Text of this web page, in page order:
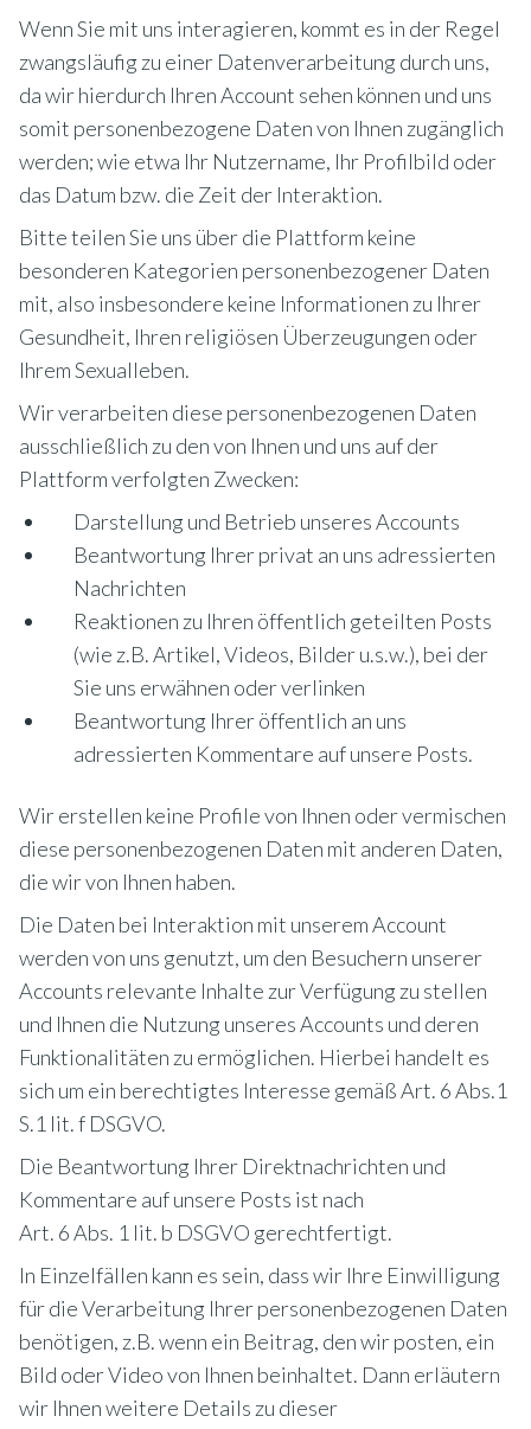
Wenn Sie mit uns interagieren, kommt es in der Regel
zwangsläufig zu einer Datenverarbeitung durch uns,
da wir hierdurch Ihren Account sehen können und uns
somit personenbezogene Daten von Ihnen zugänglich
werden; wie etwa Ihr Nutzername, Ihr Profilbild oder
das Datum bzw. die Zeit der Interaktion.
Bitte teilen Sie uns über die Plattform keine
besonderen Kategorien personenbezogener Daten
mit, also insbesondere keine Informationen zu Ihrer
Gesundheit, Ihren religiösen Überzeugungen oder
Ihrem Sexualleben.
Wir verarbeiten diese personenbezogenen Daten
ausschließlich zu den von Ihnen und uns auf der
Plattform verfolgten Zwecken:
Darstellung und Betrieb unseres Accounts
Beantwortung Ihrer privat an uns adressierten
Nachrichten
Reaktionen zu Ihren öffentlich geteilten Posts
(wie z.B. Artikel, Videos, Bilder u.s.w.), bei der
Sie uns erwähnen oder verlinken
Beantwortung Ihrer öffentlich an uns
adressierten Kommentare auf unsere Posts.
Wir erstellen keine Profile von Ihnen oder vermischen
diese personenbezogenen Daten mit anderen Daten,
die wir von Ihnen haben.
Die Daten bei Interaktion mit unserem Account
werden von uns genutzt, um den Besuchern unserer
Accounts relevante Inhalte zur Verfügung zu stellen
und Ihnen die Nutzung unseres Accounts und deren
Funktionalitäten zu ermöglichen. Hierbei handelt es
sich um ein berechtigtes Interesse gemäß Art. 6 Abs.1
S.1 lit. f DSGVO.
Die Beantwortung Ihrer Direktnachrichten und
Kommentare auf unsere Posts ist nach
Art. 6 Abs. 1 lit. b DSGVO gerechtfertigt.
In Einzelfällen kann es sein, dass wir Ihre Einwilligung
für die Verarbeitung Ihrer personenbezogenen Daten
benötigen, z.B. wenn ein Beitrag, den wir posten, ein
Bild oder Video von Ihnen beinhaltet. Dann erläutern
wir Ihnen weitere Details zu dieser